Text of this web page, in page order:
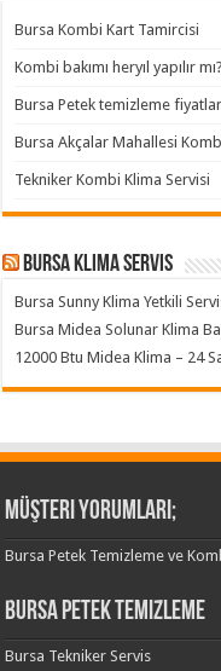
Bursa Kombi Kart Tamircisi
Kombi bakımı heryıl yapılır mı?
Bursa Petek temizleme
Bursa Akçalar Mahallesi
Tekniker Kombi Klima Servisi
Bursa klima servis
Bursa Sunny Klima Yetkili
Bursa Midea Solunar Klima
12000 Btu Midea Klima – 24
Müşteri Yorumları;
Bursa Petek Temizleme ve
Bursa Petek Temizleme
Bursa Tekniker Servis